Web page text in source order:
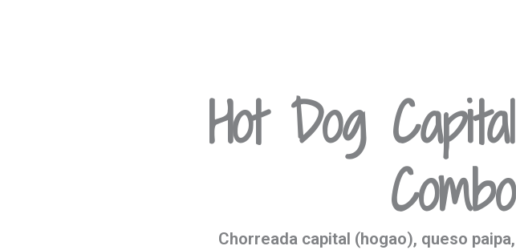
Hot Dog Capital
Combo
Chorreada capital (hogao), queso paipa,